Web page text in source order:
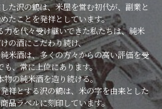
た沢の鶴は、米屋を営む初代が、副業と
たことを発祥としています。
力を代々受け継いできた私たちは、純米
の酒にこだわり続け、
米酒は、多くの方々からの高い評価を受
も、常に上位にあります。
物の純米酒を造り続ける。
祥とする沢の鶴は、米の字を由来とした
品ラベルに刻印しています。